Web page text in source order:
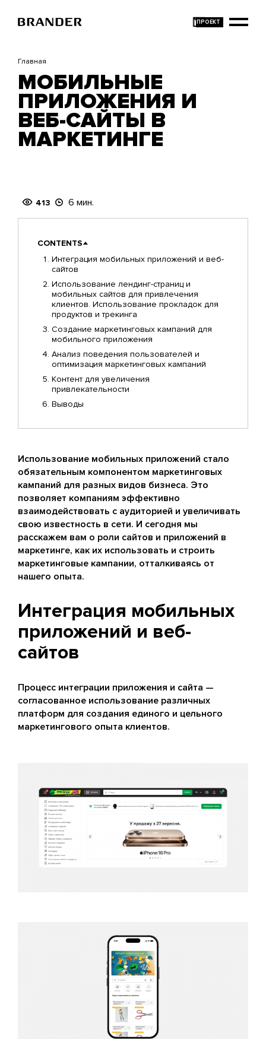
основному
Главная
МОБИЛЬНЫЕ
ПРИЛОЖЕНИЯ И
ВЕБ-САЙТЫ В
МАРКЕТИНГЕ
413 6 мин.
CONTENTS
Интеграция мобильных приложений и веб-
сайтов
Использование лендинг-страниц и
мобильных сайтов для привлечения
клиентов. Использование прокладок для
продуктов и трекинга
Создание маркетинговых кампаний для
мобильного приложения
Анализ поведения пользователей и
оптимизация маркетинговых кампаний
Контент для увеличения
привлекательности
Выводы
Использование мобильных приложений стало
обязательным компонентом маркетинговых
кампаний для разных видов бизнеса. Это
позволяет компаниям эффективно
взаимодействовать с аудиторией и увеличивать
свою известность в сети. И сегодня мы
расскажем вам о роли сайтов и приложений в
маркетинге, как их использовать и строить
маркетинговые кампании, отталкиваясь от
нашего опыта.
Интеграция мобильных
приложений и веб-
сайтов
Процесс интеграции приложения и сайта —
согласованное использование различных
платформ для создания единого и цельного
маркетингового опыта клиентов.